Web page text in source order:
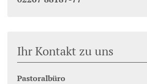
Ihr Kontakt zu uns
Pastoralbüro